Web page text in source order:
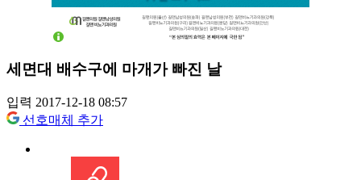
세면대 배수구에 마개가 빠진 날
입력 2017-12-18 08:57
선호매체 추가